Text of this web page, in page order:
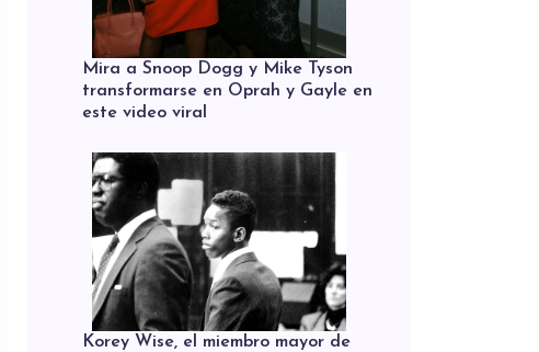
Mira a Snoop Dogg y Mike Tyson
transformarse en Oprah y Gayle en
este video viral
Korey Wise, el miembro mayor de